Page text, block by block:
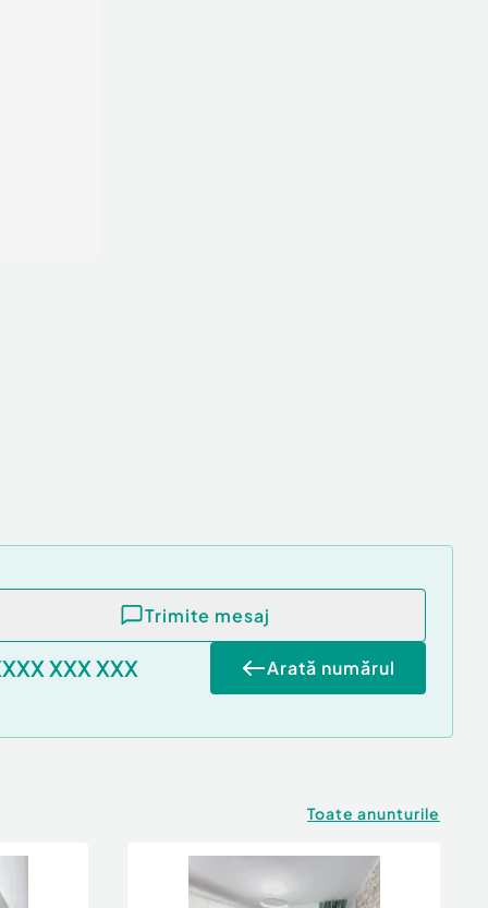
Trimite mesaj
XXX XXX Arată numărul
Toate anunturile